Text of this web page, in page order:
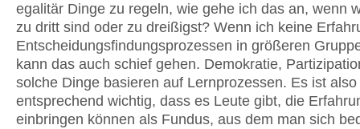
egalitär Dinge zu regeln, wie gehe ich das an, wenn
zu dritt sind oder zu dreißigst? Wenn ich keine
Entscheidungsfindungsprozessen in größeren
kann das auch schief gehen. Demokratie,
solche Dinge basieren auf Lernprozessen. Es ist also
entsprechend wichtig, dass es Leute gibt, die
einbringen können als Fundus, aus dem man sich